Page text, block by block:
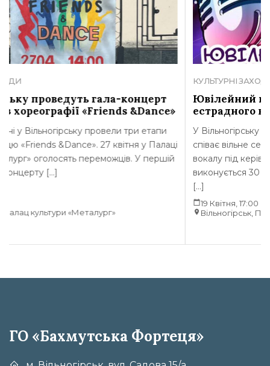
концерт
&Dance»
три етапи
у Палаці
У першій
Ювілейний концерт Зразкової
естрадного вокалу Олега
У Вільногірську проведуть ювілейний
співає вільне серце». Зразковій студії
вокалу під керівництвом Олега Ярошенка
виконується 30 років. На захід
Вільногірськ, Палац культури «Металург»
ГО «Бахмутська Фортеця»